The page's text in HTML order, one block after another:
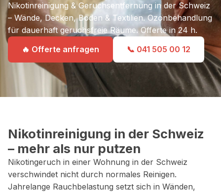
Nikotinreinigung & Geruchsentfernung in der Schweiz
– Wände, Decken, Böden & Textilien. Ozonbehandlung
für dauerhaft geruchsfreie Räume. Offerte in 24 h.
🔥 Offerte anfragen
📞 041 505 00 12
Nikotinreinigung in der Schweiz
– mehr als nur putzen
Nikotingeruch in einer Wohnung in der Schweiz
verschwindet nicht durch normales Reinigen.
Jahrelange Rauchbelastung setzt sich in Wänden,